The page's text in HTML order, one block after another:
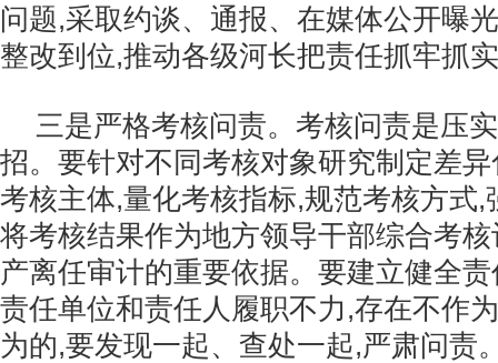
问题,采取约谈、通报、在媒体公开曝
整改到位,推动各级河长把责任抓牢抓
三是严格考核问责。考核问责是压
招。要针对不同考核对象研究制定差
考核主体,量化考核指标,规范考核方式,
将考核结果作为地方领导干部综合考
产离任审计的重要依据。要建立健全
责任单位和责任人履职不力,存在不作
为的,要发现一起、查处一起,严肃问责